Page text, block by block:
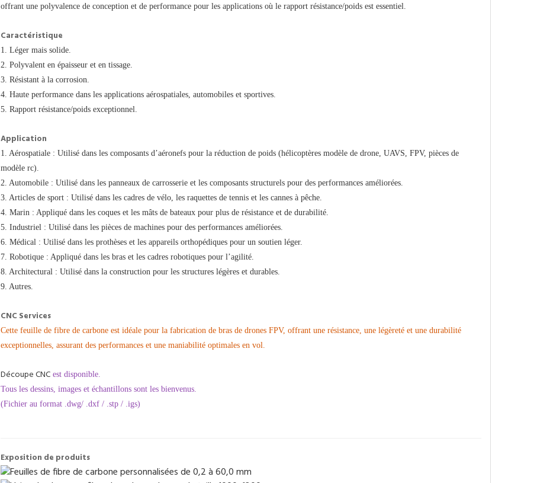
offrant une polyvalence de conception et de performance pour les applications où le rapport résistance/poids est essentiel.
Caractéristique
1. Léger mais solide.
2. Polyvalent en épaisseur et en tissage.
3. Résistant à la corrosion.
4. Haute performance dans les applications aérospatiales, automobiles et sportives.
5. Rapport résistance/poids exceptionnel.
Application
1. Aérospatiale : Utilisé dans les composants d’aéronefs pour la réduction de poids (hélicoptères modèle de drone, UAVS, FPV, pièces de
modèle rc).
2. Automobile : Utilisé dans les panneaux de carrosserie et les composants structurels pour des performances améliorées.
3. Articles de sport : Utilisé dans les cadres de vélo, les raquettes de tennis et les cannes à pêche.
4. Marin : Appliqué dans les coques et les mâts de bateaux pour plus de résistance et de durabilité.
5. Industriel : Utilisé dans les pièces de machines pour des performances améliorées.
6. Médical : Utilisé dans les prothèses et les appareils orthopédiques pour un soutien léger.
7. Robotique : Appliqué dans les bras et les cadres robotiques pour l’agilité.
8. Architectural : Utilisé dans la construction pour les structures légères et durables.
9. Autres.
CNC Services
Cette feuille de fibre de carbone est idéale pour la fabrication de bras de drones FPV, offrant une résistance, une légèreté et une durabilité
exceptionnelles, assurant des performances et une maniabilité optimales en vol.
Découpe CNC est disponible.
Tous les dessins, images et échantillons sont les bienvenus.
(Fichier au format .dwg/ .dxf / .stp / .igs)
Exposition de produits